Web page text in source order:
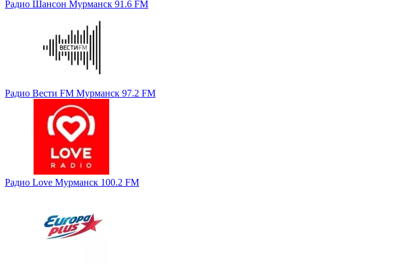
Радио Шансон Мурманск 91.6 FM
Радио Вести FM Мурманск 97.2 FM
Радио Love Мурманск 100.2 FM